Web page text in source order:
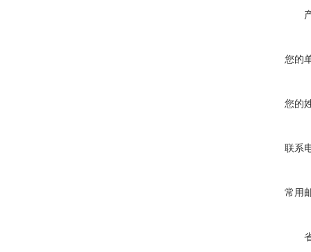
您的
您的
联系
常用